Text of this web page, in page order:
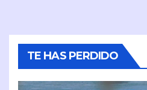
TE HAS PERDIDO